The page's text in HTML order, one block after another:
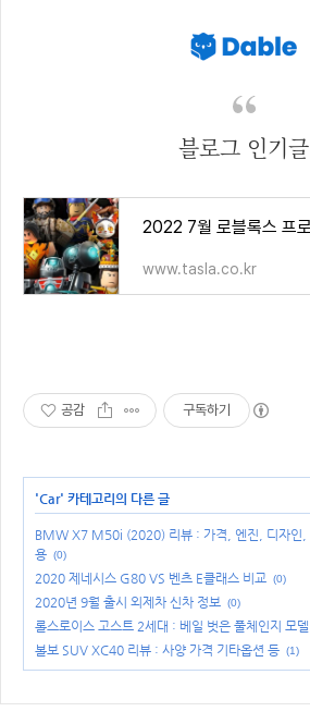
블로그 인기글
2022 7월 로블록스 프
www.tasla.co.kr
공감 구독하기
'Car' 카테고리의 다른 글
BMW X7 M50i (2020) 리뷰 : 가격, 엔진, 디자인,
용 (0)
2020 제네시스 G80 VS 벤츠 E클래스 비교 (0)
2020년 9월 출시 외제차 신차 정보 (0)
롤스로이스 고스트 2세대 : 베일 벗은 풀체인지 모델
볼보 SUV XC40 리뷰 : 사양 가격 기타옵션 등 (1)